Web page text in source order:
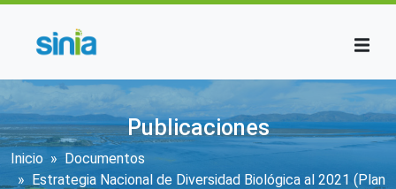
Publicaciones
Sobrescribir enlaces de ayuda a la
Inicio
Documentos
Estrategia Nacional de Diversidad Biológica al 2021 (Plan